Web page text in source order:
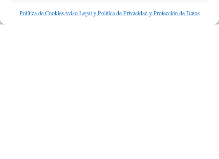
Política de CookiesAviso Legal y Política de Privacidad y Protección de Datos
Suscripción a Newsletter